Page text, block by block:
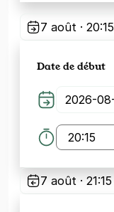
7 août · 20:15
Date de début
7 août · 21:15